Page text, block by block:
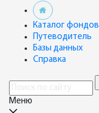
Каталог фондов
Путеводитель
Базы данных
Справка
Меню